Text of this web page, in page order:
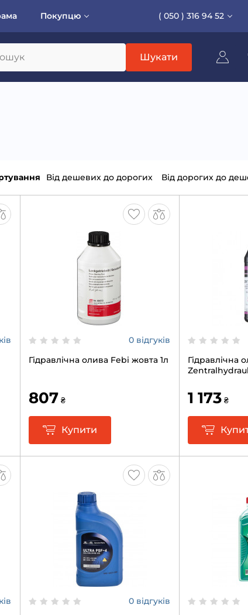
Покупцю ( 050 ) 316 94 52
Шукати
Від дешевих до дорогих Від дорогих до
0 відгуків
Гідравлічна олива Febi жовта 1л
807 ₴
Купити
Гідравлічна
1 173 ₴
0 відгуків